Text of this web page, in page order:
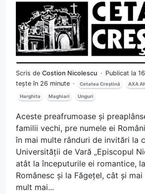
Scris de Costion Nicolescu Publicat la
tește în 26 minute
Cetatea Creștină AXA
Harghita Maghiari Unguri
Aceste preafrumoase și
familii vechi, pre numele ei
în mai multe rânduri de invitări la
Universității de Vară „Episcopul
atât la începuturile ei romantice,
Românesc și la Făgețel, cât și
mult mai...